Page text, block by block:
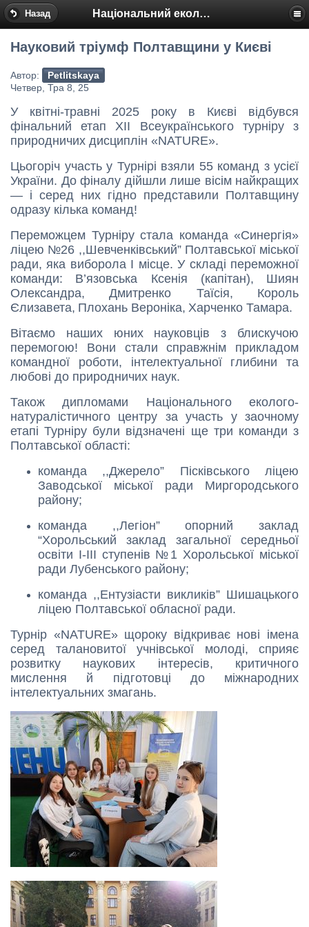
Назад Національний еколого-натуралістичний центр
Науковий тріумф Полтавщини у Києві
Автор:
Petlitskaya
Четвер, Тра 8, 25
У квітні-травні 2025 року в Києві відбувся
фінальний етап ХІІ Всеукраїнського турніру з
природничих дисциплін «NATURE».
Цьогоріч участь у Турнірі взяли 55 команд з усієї
України. До фіналу дійшли лише вісім найкращих
— і серед них гідно представили Полтавщину
одразу кілька команд!
Переможцем Турніру стала команда «Синергія»
ліцею №26 ,,Шевченківський” Полтавської міської
ради, яка виборола І місце. У складі переможної
команди:
В’язовська Ксенія (капітан),
Шиян
Олександра,
Дмитренко Таїсія,
Король
Єлизавета, Плохань Вероніка, Харченко Тамара.
Вітаємо наших юних науковців з блискучою
перемогою! Вони стали справжнім прикладом
командної роботи, інтелектуальної глибини та
любові до природничих наук.
Також дипломами Національного еколого-
натуралістичного центру за участь у заочному
етапі Турніру були відзначені ще три команди з
Полтавської області:
команда ,,Джерело” Пісківського ліцею
Заводської міської ради Миргородського
району;
команда ,,Легіон”опорний заклад
“Хорольський заклад загальної середньої
освіти І-ІІІ ступенів №1 Хорольської міської
ради Лубенського району;
команда ,,Ентузіасти викликів” Шишацького
ліцею Полтавської обласної ради.
Турнір «NATURE» щороку відкриває нові імена
серед талановитої учнівської молоді, сприяє
розвитку наукових інтересів, критичного
мислення й підготовці до міжнародних
інтелектуальних змагань.